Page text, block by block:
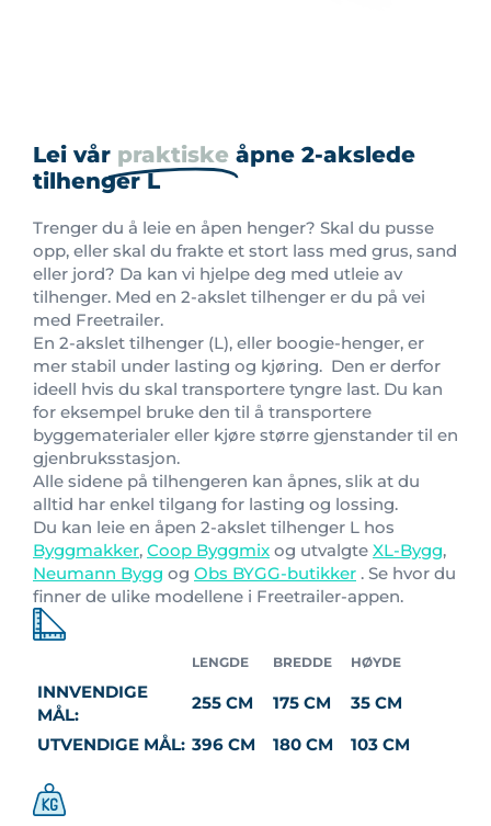
Lei vår praktiske åpne 2-akslede
tilhenger L
Trenger du å leie en åpen henger? Skal du pusse
opp, eller skal du frakte et stort lass med grus, sand
eller jord? Da kan vi hjelpe deg med utleie av
tilhenger. Med en 2-akslet tilhenger er du på vei
med Freetrailer.
En 2-akslet tilhenger (L), eller boogie-henger, er
mer stabil under lasting og kjøring. Den er derfor
ideell hvis du skal transportere tyngre last. Du kan
for eksempel bruke den til å transportere
byggematerialer eller kjøre større gjenstander til en
gjenbruksstasjon.
Alle sidene på tilhengeren kan åpnes, slik at du
alltid har enkel tilgang for lasting og lossing.
Du kan leie en åpen 2-akslet tilhenger L hos
Byggmakker, Coop Byggmix og utvalgte XL-Bygg,
Neumann Bygg og Obs BYGG-butikker . Se hvor du
finner de ulike modellene i Freetrailer-appen.
LENGDE BREDDE HØYDE
INNVENDIGE
MÅL:
255 CM 175 CM
35 CM
UTVENDIGE MÅL: 396 CM 180 CM 103 CM